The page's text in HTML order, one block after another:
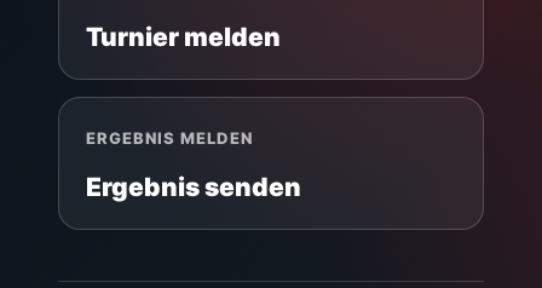
Turnier melden
ERGEBNIS MELDEN
Ergebnis senden